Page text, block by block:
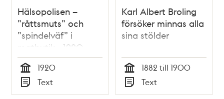
Hälsopolisen –
”råttsmuts” och
”spindelväf” i
matbutik - 1920
Tid
1920
Typ
Text
Karl Albert Broling
försöker minnas alla
sina stölder
Tid
1882 till 1900
Typ
Text